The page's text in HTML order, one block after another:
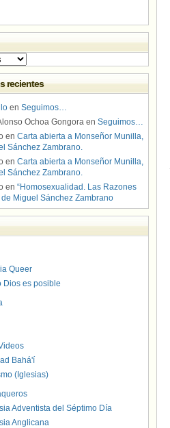
recientes
en Seguimos…
Ochoa Gongora en Seguimos…
en Carta abierta a Monseñor Munilla,
Sánchez Zambrano.
en Carta abierta a Monseñor Munilla,
Sánchez Zambrano.
en “Homosexualidad. Las Razones
de Miguel Sánchez Zambrano
Queer
Dios es posible
Bahá'í
(Iglesias)
Adventista del Séptimo Día
Anglicana